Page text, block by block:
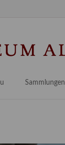
Sammlungen